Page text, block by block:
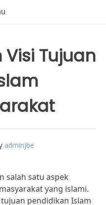
Tujuan
adminjbe
salah satu aspek
yang islami.
pendidikan Islam